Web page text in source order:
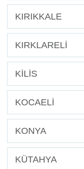
KIRIKKALE
KIRKLARELİ
KİLİS
KOCAELİ
KONYA
KÜTAHYA